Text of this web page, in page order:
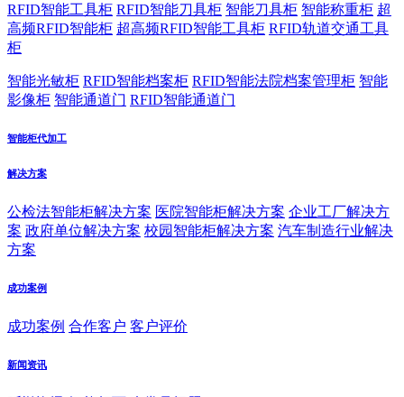
RFID智能工具柜 RFID智能刀具柜 智能刀具柜 智能称重柜 超
高频RFID智能柜 超高频RFID智能工具柜 RFID轨道交通工具
柜
智能光敏柜 RFID智能档案柜 RFID智能法院档案管理柜 智能
影像柜 智能通道门 RFID智能通道门
智能柜代加工
解决方案
公检法智能柜解决方案 医院智能柜解决方案 企业工厂解决方
案 政府单位解决方案 校园智能柜解决方案 汽车制造行业解决
方案
成功案例
成功案例 合作客户 客户评价
新闻资讯